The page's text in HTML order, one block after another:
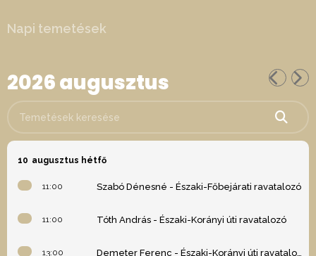
Napi temetések
2026 augusztus
10 augusztus hétfő
11:00 Szabó Dénesné - Északi-Főbejárati ravatalozó
11:00 Tóth András - Északi-Korányi úti ravatalozó
13:00 Demeter Ferenc - Északi-Korányi úti ravatalozó